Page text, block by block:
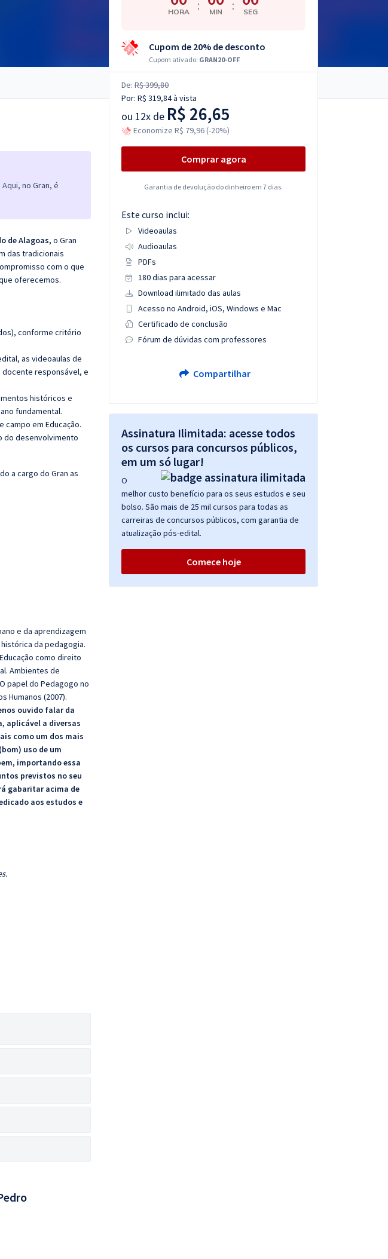
no Gran, é
de Alagoas, o Gran
das tradicionais
com o que
oferecemos.
conforme critério
as videoaulas de
docente responsável, e
históricos e
fundamental.
campo em Educação.
do desenvolvimento
a cargo do Gran as
e da aprendizagem
da pedagogia.
como direito
Ambientes de
papel do Pedagogo no
Humanos (2007).
ouvido falar da
aplicável a diversas
como um dos mais
uso de um
importando essa
previstos no seu
gabaritar acima de
aos estudos e
HORA : MIN : SEG
Cupom de 20% de desconto
Cupom ativado: GRAN20-OFF
De: R$ 399,80
Por: R$ 319,84à vista
ou 12x de R$ 26,65
Economize R$ 79,96 (-20%)
Comprar agora
Garantia de devolução do dinheiro em 7 dias.
Este curso inclui:
Videoaulas
Audioaulas
PDFs
180 dias para acessar
Download ilimitado das aulas
Acesso no Android, iOS, Windows e Mac
Certificado de conclusão
Fórum de dúvidas com professores
Compartilhar
Assinatura Ilimitada: acesse todos
os cursos para concursos públicos,
em um só lugar!
O
melhor custo benefício para os seus estudos e seu
bolso. São mais de 25 mil cursos para todas as
carreiras de concursos públicos, com garantia de
atualização pós-edital.
Comece hoje